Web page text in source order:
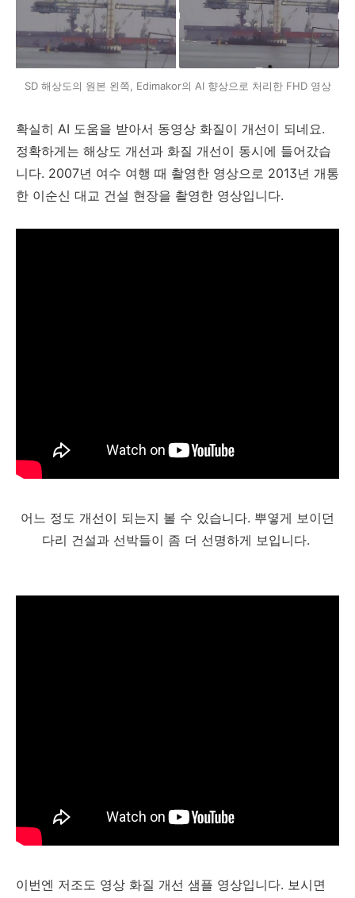
SD 해상도의 원본 왼쪽, Edimakor의 AI 향상으로 처리한 FHD 영상
확실히 AI 도움을 받아서 동영상 화질이 개선이 되네요.
정확하게는 해상도 개선과 화질 개선이 동시에 들어갔습
니다. 2007년 여수 여행 때 촬영한 영상으로 2013년 개통
한 이순신 대교 건설 현장을 촬영한 영상입니다.
어느 정도 개선이 되는지 볼 수 있습니다. 뿌옇게 보이던
다리 건설과 선박들이 좀 더 선명하게 보입니다.
이번엔 저조도 영상 화질 개선 샘플 영상입니다. 보시면